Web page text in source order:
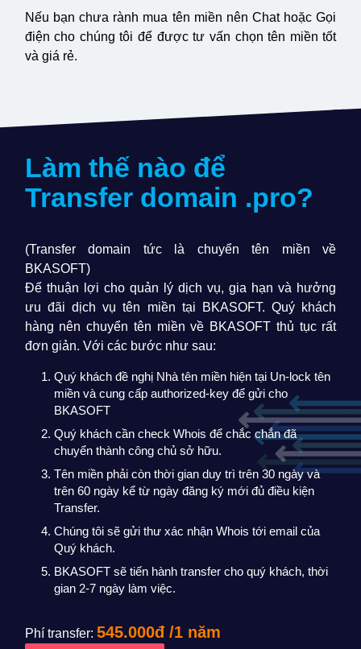
Nếu bạn chưa rành mua tên miền nên Chat hoặc Gọi
điện cho chúng tôi để được tư vấn chọn tên miền tốt
và giá rẻ.
Làm thế nào để
Transfer domain .pro?
(Transfer domain tức là chuyển tên miền về
BKASOFT)
Để thuận lợi cho quản lý dịch vụ, gia hạn và hưởng
ưu đãi dịch vụ tên miền tại BKASOFT. Quý khách
hàng nên chuyển tên miền về BKASOFT thủ tục rất
đơn giản. Với các bước như sau:
Quý khách đề nghị Nhà tên miền hiện tại Un-lock tên
miền và cung cấp authorized-key để gửi cho
BKASOFT
Quý khách cần check Whois để chắc chắn đã
chuyển thành công chủ sở hữu.
Tên miền phải còn thời gian duy trì trên 30 ngày và
trên 60 ngày kể từ ngày đăng ký mới đủ điều kiện
Transfer.
Chúng tôi sẽ gửi thư xác nhận Whois tới email của
Quý khách.
BKASOFT sẽ tiến hành transfer cho quý khách, thời
gian 2-7 ngày làm việc.
Phí transfer: 545.000đ /1 năm